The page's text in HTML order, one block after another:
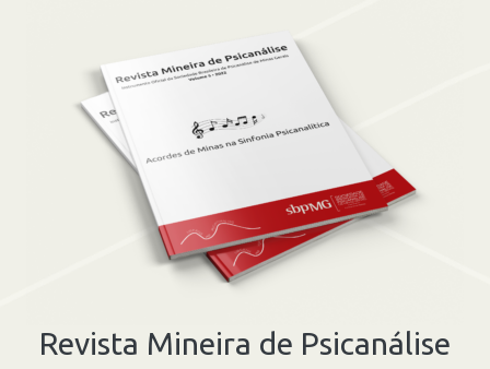
Revista Mineira de Psicanálise